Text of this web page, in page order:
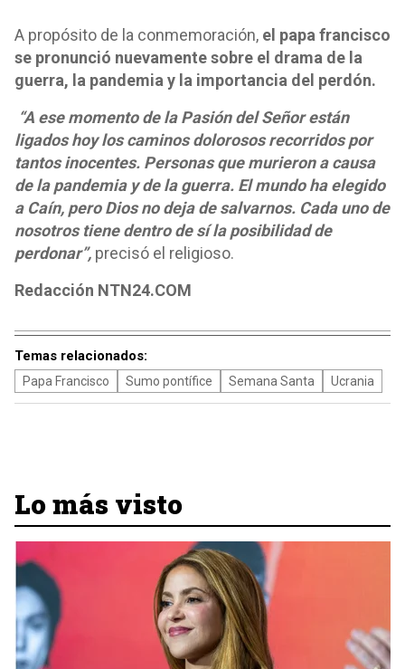
A propósito de la conmemoración, el papa francisco
se pronunció nuevamente sobre el drama de la
guerra, la pandemia y la importancia del perdón.
“A ese momento de la Pasión del Señor están
ligados hoy los caminos dolorosos recorridos por
tantos inocentes. Personas que murieron a causa
de la pandemia y de la guerra. El mundo ha elegido
a Caín, pero Dios no deja de salvarnos. Cada uno de
nosotros tiene dentro de sí la posibilidad de
perdonar”, precisó el religioso.
Redacción NTN24.COM
Temas relacionados:
Papa Francisco Sumo pontífice Semana Santa Ucrania
Lo más visto